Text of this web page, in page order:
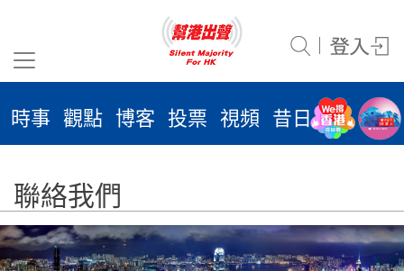
2026
年 8
月 7
日
時事 觀點 博客 投票 視頻 昔日 系列 活
聯絡我們